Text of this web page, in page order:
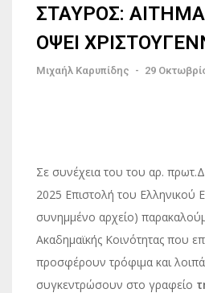
ΣΤΑΥΡΟΣ:
ΟΨΕΙ
Μιχαήλ Καρυπίδης - 29
Σε συνέχεια του του αρ.
2025 Επιστολή του Ελληνικού
συνημμένο αρχείο)
Ακαδημαϊκής Κοινότητας που
προσφέρουν τρόφιμα και
συγκεντρώσουν στο γραφείο